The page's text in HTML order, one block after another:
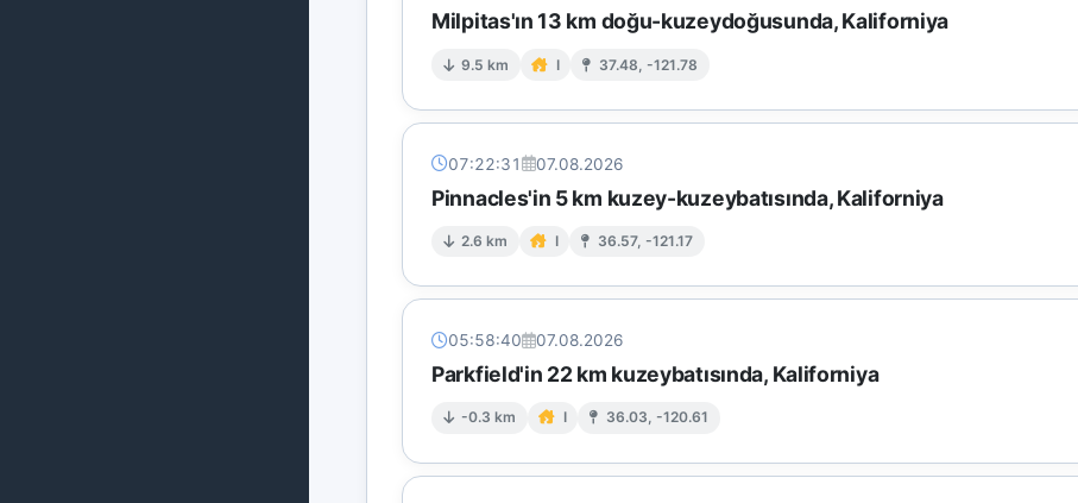
Milpitas'ın 13 km doğu-kuzeydoğusunda, Kaliforniya
9.5 km I 37.48, -121.78
07:22:31 07.08.2026
Pinnacles'in 5 km kuzey-kuzeybatısında, Kaliforniya
2.6 km I 36.57, -121.17
05:58:40 07.08.2026
Parkfield'in 22 km kuzeybatısında, Kaliforniya
-0.3 km I 36.03, -120.61